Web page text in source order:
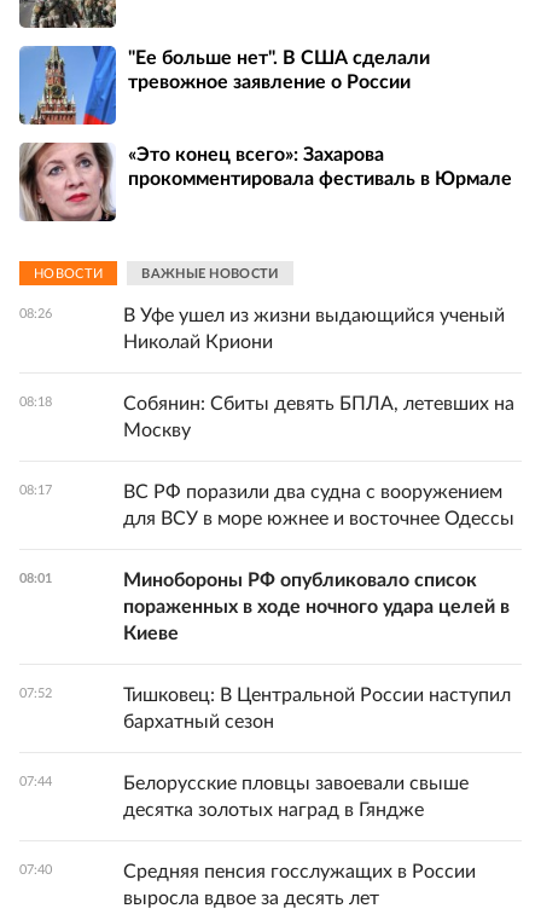
"Ее больше нет". В США сделали
тревожное заявление о России
«Это конец всего»: Захарова
прокомментировала фестиваль в Юрмале
НОВОСТИ ВАЖНЫЕ НОВОСТИ
08:26
В Уфе ушел из жизни выдающийся ученый
Николай Криони
08:18
Собянин: Сбиты девять БПЛА, летевших на
Москву
08:17
ВС РФ поразили два судна с вооружением
для ВСУ в море южнее и восточнее Одессы
08:01
Минобороны РФ опубликовало список
пораженных в ходе ночного удара целей в
Киеве
07:52
Тишковец: В Центральной России наступил
бархатный сезон
07:44
Белорусские пловцы завоевали свыше
десятка золотых наград в Гяндже
07:40
Средняя пенсия госслужащих в России
выросла вдвое за десять лет